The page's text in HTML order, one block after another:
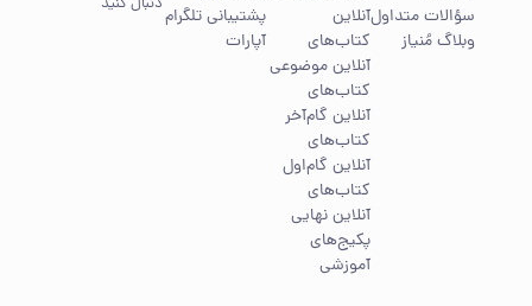
سؤالات متداول
وبلاگ مُنیاز
آنلاین
کتاب‌های
آنلاین موضوعی
کتاب‌های
آنلاین گام‌آخر
کتاب‌های
آنلاین گام‌اول
کتاب‌های
آنلاین نهایی
پکیج‌های
آموزشی
پشتیبانی تلگرام
آپارات
دنبال کنید